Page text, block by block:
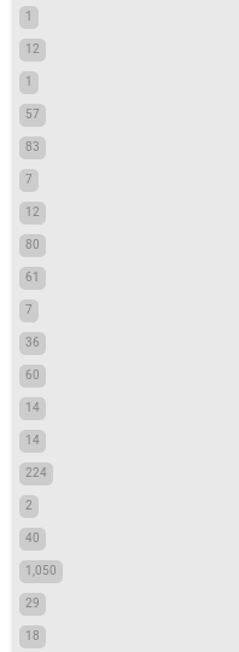
1
12
1
57
83
7
12
80
61
7
36
60
14
14
224
2
40
1,050
29
18